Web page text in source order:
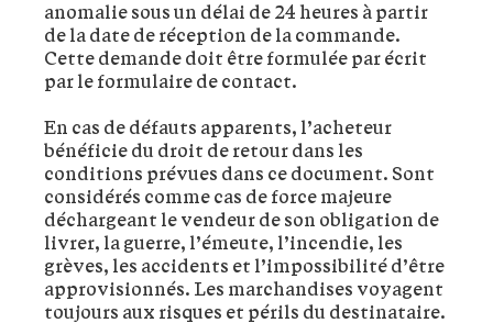
anomalie sous un délai de 24 heures à partir
de la date de réception de la commande.
Cette demande doit être formulée par écrit
par le formulaire de contact.
En cas de défauts apparents, l’acheteur
bénéficie du droit de retour dans les
conditions prévues dans ce document. Sont
considérés comme cas de force majeure
déchargeant le vendeur de son obligation de
livrer, la guerre, l’émeute, l’incendie, les
grèves, les accidents et l’impossibilité d’être
approvisionnés. Les marchandises voyagent
toujours aux risques et périls du destinataire.